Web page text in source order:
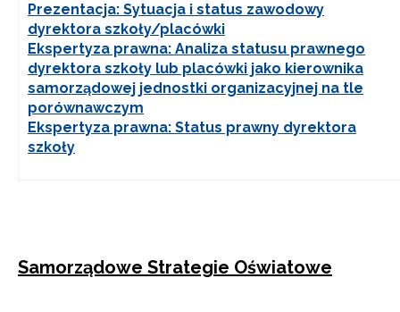
Prezentacja: Sytuacja i status zawodowy
dyrektora szkoły/placówki
Ekspertyza prawna: Analiza statusu prawnego
dyrektora szkoły lub placówki jako kierownika
samorządowej jednostki organizacyjnej na tle
porównawczym
Ekspertyza prawna: Status prawny dyrektora
szkoły
Samorządowe Strategie Oświatowe